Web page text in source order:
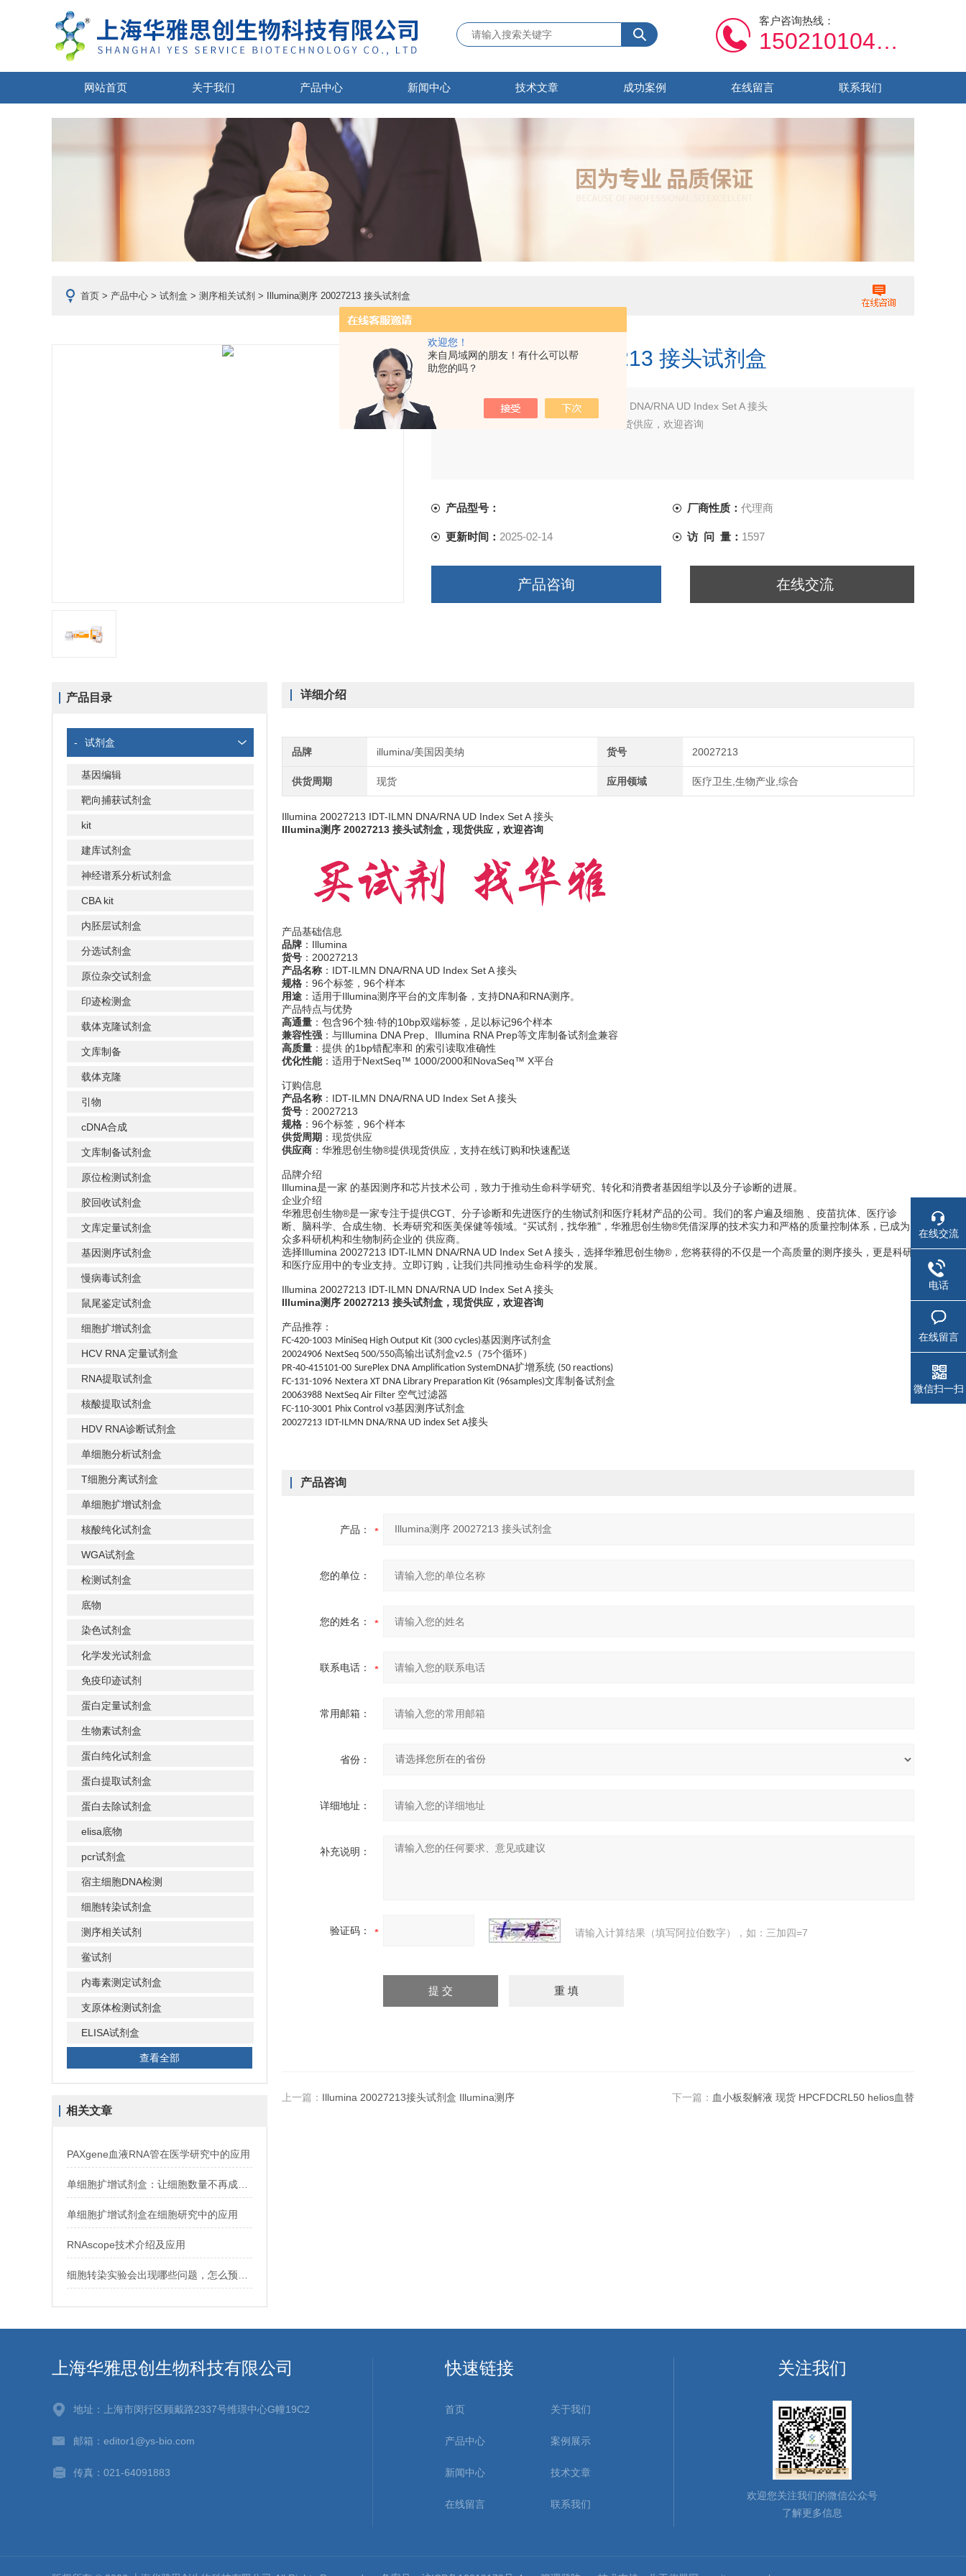
欢迎您！
来自局域网的朋友！有什么可以帮
助您的吗？
客户咨询热线：
15021010459
网站首页 关于我们 产品中心 新闻中心 技术文章 成功案例 在线留言 联系我们
首页 > 产品中心 > 试剂盒 > 测序相关试剂 > Illumina测序 20027213 接头试剂盒
Illumina测序 20027213 接头试剂盒
Illumina 20027213 IDT-ILMN DNA/RNA UD Index Set A 接头
Illumina测序 20027213 接头试剂盒，现货供应，欢迎咨询
产品型号： 厂商性质： 代理商
更新时间： 2025-02-14 访 问 量： 1597
产品咨询 在线交流
产品目录
- 试剂盒
基因编辑
靶向捕获试剂盒
kit
建库试剂盒
神经谱系分析试剂盒
CBA kit
内胚层试剂盒
分选试剂盒
原位杂交试剂盒
印迹检测盒
载体克隆试剂盒
文库制备
载体克隆
引物
cDNA合成
文库制备试剂盒
原位检测试剂盒
胶回收试剂盒
文库定量试剂盒
基因测序试剂盒
慢病毒试剂盒
鼠尾鉴定试剂盒
细胞扩增试剂盒
HCV RNA 定量试剂盒
RNA提取试剂盒
核酸提取试剂盒
HDV RNA诊断试剂盒
单细胞分析试剂盒
T细胞分离试剂盒
单细胞扩增试剂盒
核酸纯化试剂盒
WGA试剂盒
检测试剂盒
底物
染色试剂盒
化学发光试剂盒
免疫印迹试剂
蛋白定量试剂盒
生物素试剂盒
蛋白纯化试剂盒
蛋白提取试剂盒
蛋白去除试剂盒
elisa底物
pcr试剂盒
宿主细胞DNA检测
细胞转染试剂盒
测序相关试剂
鲎试剂
内毒素测定试剂盒
支原体检测试剂盒
ELISA试剂盒
查看全部
相关文章
PAXgene血液RNA管在医学研究中的应用
单细胞扩增试剂盒在细胞研究中的应用
RNAscope技术介绍及应用
详细介绍
品牌 illumina/美国因美纳 货号 20027213
供货周期 现货 应用领域 医疗卫生,生物产业,综合
Illumina 20027213 IDT-ILMN DNA/RNA UD Index Set A 接头
Illumina测序 20027213 接头试剂盒 ，现货供应，欢迎咨询
产品基础信息
品牌 ：Illumina
货号 ：20027213
产品名称 ：IDT-ILMN DNA/RNA UD Index Set A 接头
规格 ：96个标签，96个样本
用途 ：适用于Illumina测序平台的文库制备，支持DNA和RNA测序。
产品特点与优势
高通量 ：包含96个独·特的10bp双端标签，足以标记96个样本
兼容性强 ：与Illumina DNA Prep、Illumina RNA Prep等文库制备试剂盒兼容
高质量 ：提供 的1bp错配率和 的索引读取准确性
优化性能：适用于NextSeq™ 1000/2000和NovaSeq™ X平台
订购信息
产品名称 ：IDT-ILMN DNA/RNA UD Index Set A 接头
货号 ：20027213
规格 ：96个标签，96个样本
供货周期 ：现货供应
供应商 ：华雅思创生物®提供现货供应，支持在线订购和快速配送
品牌介绍
Illumina是一家 的基因测序和芯片技术公司，致力于推动生命科学研究、转化和消费者基因组学以及分子诊断的进展。
企业介绍
华雅思创生物®是一家专注于提供CGT、分子诊断和先进医疗的生物试剂和医疗耗材产品的公司。我们的客户遍及细胞 、疫苗抗体、医疗诊
断、脑科学、合成生物、长寿研究和医美保健等领域。“买试剂，找华雅"，华雅思创生物®凭借深厚的技术实力和严格的质量控制体系，已成为
众多科研机构和生物制药企业的 供应商。
选择Illumina 20027213 IDT-ILMN DNA/RNA UD Index Set A 接头，选择华雅思创生物®，您将获得的不仅是一个高质量的测序接头，更是科研
和医疗应用中的专业支持。立即订购，让我们共同推动生命科学的发展。
Illumina 20027213 IDT-ILMN DNA/RNA UD Index Set A 接头
Illumina测序 20027213 接头试剂盒 ，现货供应，欢迎咨询
产品推荐：
FC-420-1003 MiniSeq High Output Kit (300 cycles)基因测序试剂盒
20024906 NextSeq 500/550高输出试剂盒v2.5 （75个循环）
PR-40-415101-00 SurePlex DNA Amplification SystemDNA扩增系统 (50 reactions)
FC-131-1096 Nextera XT DNA Library Preparation Kit (96samples)文库制备试剂盒
20063988 NextSeq Air Filter 空气过滤器
FC-110-3001 Phix Control v3基因测序试剂盒
20027213 IDT-ILMN DNA/RNA UD index Set A接头
产品咨询
产品：
您的单位：
您的姓名：
联系电话：
常用邮箱：
省份：
详细地址：
补充说明：
验证码： 请输入计算结果（填写阿拉伯数字），如：三加四=7
上一篇： Illumina 20027213接头试剂盒 Illumina测序 下一篇： 血小板裂解液 现货 HPCFDCRL50 helios血替
上海华雅思创生物科技有限公司
地址：上海市闵行区顾戴路2337号维璟中心G幢19C2
邮箱：editor1@ys-bio.com
传真：021-64091883
快速链接
首页 关于我们
产品中心 案例展示
新闻中心 技术文章
在线留言 联系我们
关注我们
欢迎您关注我们的微信公众号
了解更多信息
在线交流
电话
在线留言
微信扫一扫